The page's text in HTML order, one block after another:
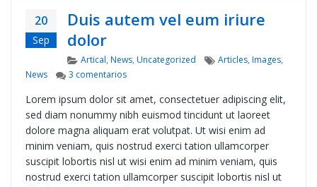
20
Sep
Duis autem vel eum iriure
dolor
Categories
Artical, News, Uncategorized Tags
Articles, Images,
News
3 comentariosen Duis autem vel eum iriure dolor
Lorem ipsum dolor sit amet, consectetuer adipiscing elit,
sed diam nonummy nibh euismod tincidunt ut laoreet
dolore magna aliquam erat volutpat. Ut wisi enim ad
minim veniam, quis nostrud exerci tation ullamcorper
suscipit lobortis nisl ut wisi enim ad minim veniam, quis
nostrud exerci tation ullamcorper suscipit lobortis nisl ut